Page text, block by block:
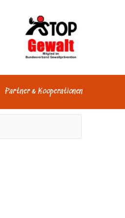
Partner & Kooperationen